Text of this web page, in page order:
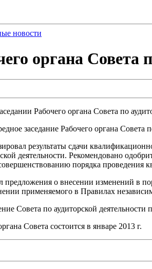
новости
органа Совета
Рабочего органа Совета по
заседание Рабочего органа Совета
результаты сдачи
деятельности. Рекомендовано
порядка проведения
о внесении изменений в
применяемого в Правилах
Совета по аудиторской
Совета состоится в январе 2013 г.